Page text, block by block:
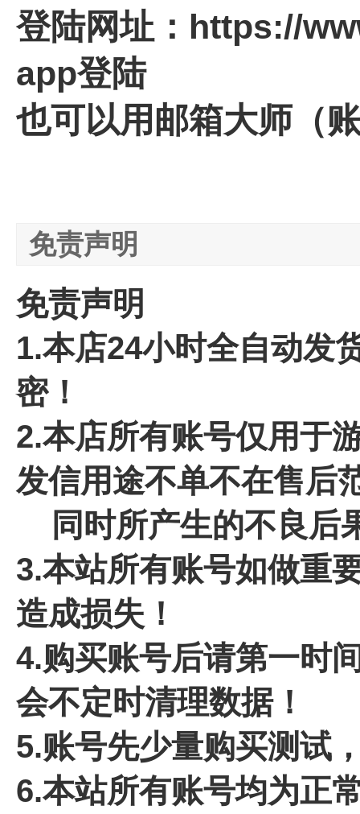
登陆网址： https://
app登陆
也可以用邮箱大师（
免责声明
免责声明
1.本店24小时全自动发
密！
2.本店所有账号仅用于
发信用途不单不在售后
同时所产生的不良后
3.本站所有账号如做重
造成损失！
4.购买账号后请第一时
会不定时清理数据！
5.账号先少量购买测试
6.本站所有账号均为正